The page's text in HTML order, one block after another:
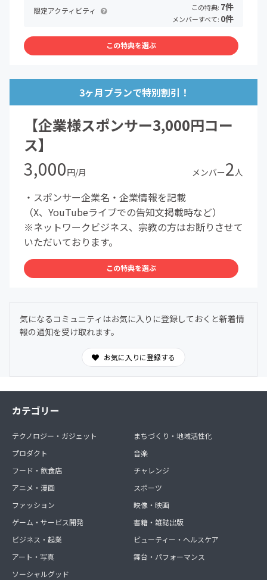
限定アクティビティ この特典: 7件
メンバーすべて: 0件
この特典を選ぶ
3ヶ月プランで特別割引！
【企業様スポンサー3,000円コー
ス】
3,000円/月 メンバー2人
・スポンサー企業名・企業情報を記載
（X、YouTubeライブでの告知文掲載時など）
※ネットワークビジネス、宗教の方はお断りさせて
いただいております。
この特典を選ぶ
気になるコミュニティはお気に入りに登録しておくと新着情
報の通知を受け取れます。
お気に入りに登録する
カテゴリー
テクノロジー・ガジェット
プロダクト
フード・飲食店
アニメ・漫画
ファッション
ゲーム・サービス開発
ビジネス・起業
アート・写真
ソーシャルグッド
まちづくり・地域活性化
音楽
チャレンジ
スポーツ
映像・映画
書籍・雑誌出版
ビューティー・ヘルスケア
舞台・パフォーマンス